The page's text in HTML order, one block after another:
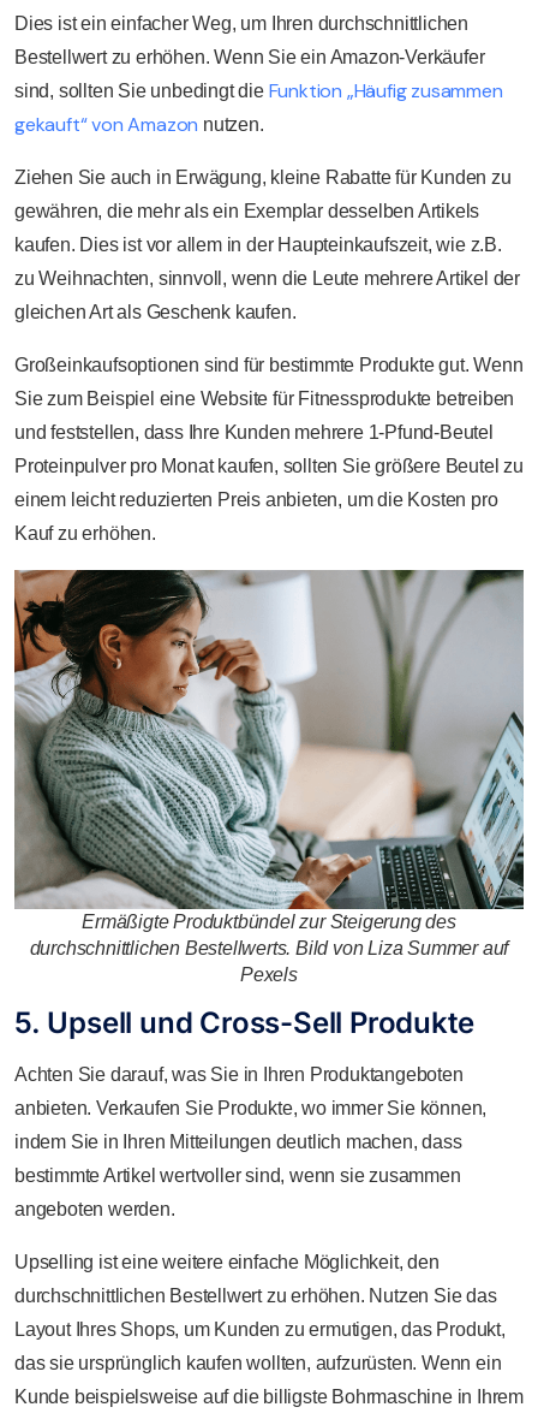
Dies ist ein einfacher Weg, um Ihren durchschnittlichen
Bestellwert zu erhöhen. Wenn Sie ein Amazon-Verkäufer
sind, sollten Sie unbedingt die Funktion „Häufig zusammen
gekauft“ von Amazon nutzen.
Ziehen Sie auch in Erwägung, kleine Rabatte für Kunden zu
gewähren, die mehr als ein Exemplar desselben Artikels
kaufen. Dies ist vor allem in der Haupteinkaufszeit, wie z.B.
zu Weihnachten, sinnvoll, wenn die Leute mehrere Artikel der
gleichen Art als Geschenk kaufen.
Großeinkaufsoptionen sind für bestimmte Produkte gut. Wenn
Sie zum Beispiel eine Website für Fitnessprodukte betreiben
und feststellen, dass Ihre Kunden mehrere 1-Pfund-Beutel
Proteinpulver pro Monat kaufen, sollten Sie größere Beutel zu
einem leicht reduzierten Preis anbieten, um die Kosten pro
Kauf zu erhöhen.
Ermäßigte Produktbündel zur Steigerung des
durchschnittlichen Bestellwerts. Bild von Liza Summer auf
Pexels
5. Upsell und Cross-Sell Produkte
Achten Sie darauf, was Sie in Ihren Produktangeboten
anbieten. Verkaufen Sie Produkte, wo immer Sie können,
indem Sie in Ihren Mitteilungen deutlich machen, dass
bestimmte Artikel wertvoller sind, wenn sie zusammen
angeboten werden.
Upselling ist eine weitere einfache Möglichkeit, den
durchschnittlichen Bestellwert zu erhöhen. Nutzen Sie das
Layout Ihres Shops, um Kunden zu ermutigen, das Produkt,
das sie ursprünglich kaufen wollten, aufzurüsten. Wenn ein
Kunde beispielsweise auf die billigste Bohrmaschine in Ihrem